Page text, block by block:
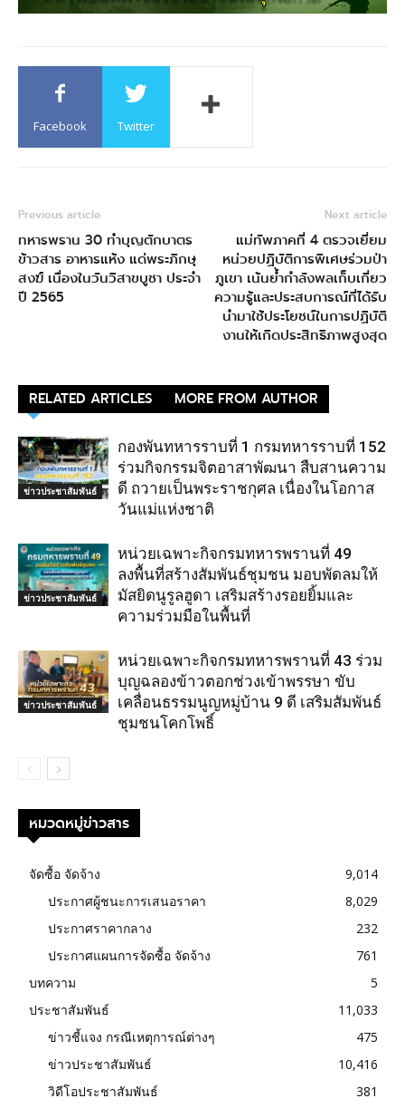
Facebook Twitter
Previous article
ทหารพราน 30 ทำบุญตักบาตร
ข้าวสาร อาหารแห้ง แด่พระภิกษุ
สงฆ์ เนื่องในวันวิสาขบูชา ประจำ
ปี 2565
Next article
แม่ทัพภาคที่ 4 ตรวจเยี่ยม
หน่วยปฏิบัติการพิเศษร่วมป่า
ภูเขา เน้นย้ำกำลังพลเก็บเกี่ยว
ความรู้และประสบการณ์ที่ได้รับ
นำมาใช้ประโยชน์ในการปฏิบัติ
งานให้เกิดประสิทธิภาพสูงสุด
RELATED ARTICLES MORE FROM AUTHOR
ข่าวประชาสัมพันธ์
กองพันทหารราบที่ 1 กรมทหารราบที่ 152
ร่วมกิจกรรมจิตอาสาพัฒนา สืบสานความ
ดี ถวายเป็นพระราชกุศล เนื่องในโอกาส
วันแม่แห่งชาติ
ข่าวประชาสัมพันธ์
หน่วยเฉพาะกิจกรมทหารพรานที่ 49
ลงพื้นที่สร้างสัมพันธ์ชุมชน มอบพัดลมให้
มัสยิดนูรูลฮูดา เสริมสร้างรอยยิ้มและ
ความร่วมมือในพื้นที่
ข่าวประชาสัมพันธ์
หน่วยเฉพาะกิจกรมทหารพรานที่ 43 ร่วม
บุญฉลองข้าวตอกช่วงเข้าพรรษา ขับ
เคลื่อนธรรมนูญหมู่บ้าน 9 ดี เสริมสัมพันธ์
ชุมชนโคกโพธิ์
หมวดหมู่ข่าวสาร
จัดซื้อ จัดจ้าง
9,014
ประกาศผู้ชนะการเสนอราคา
8,029
ประกาศราคากลาง
232
ประกาศแผนการจัดซื้อ จัดจ้าง
761
บทความ
5
ประชาสัมพันธ์
11,033
ข่าวชี้แจง กรณีเหตุการณ์ต่างๆ
475
ข่าวประชาสัมพันธ์
10,416
วิดีโอประชาสัมพันธ์
381